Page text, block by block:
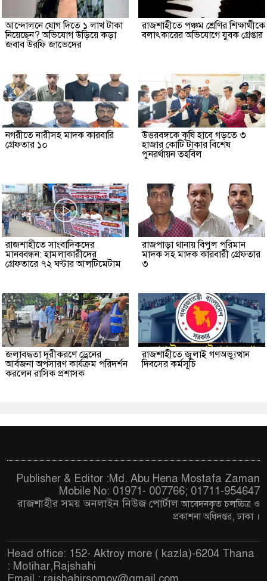
আন্দোলনে যোগ দিতে ১ লাখ টাকা
নিয়েছেন? অভিযোগ উড়িয়ে কড়া
জবাব উরফি জাভেদের
রাজশাহীতে পঞ্চম শ্রেণির শিক্ষার্থীকে
বলাৎকারের অভিযোগে যুবক গ্রেপ্তার
নগরীতে নারীসহ মাদক কারবারি
গ্রেফতার ১০
উত্তরবঙ্গকে কৃষি হাবে গড়তে ৩
হাজার কোটি টাকার বিশেষ
পুনরর্থায়ন তহবিল
রাজশাহীতে সাংবাদিকদের
মানববন্ধন: হামলাকারীদের
গ্রেফতারে ৭২ ঘণ্টার আলটিমেটাম
রাজপাড়া থানায় বিপুল পরিমান
মাদক সহ মাদক কারবারী গ্রেফতার
৩
জলাবদ্ধতা দূরীকরণে ড্রেনের
আর্বজনা অপসারণ কার্যক্রম পরিদর্শন
করলেন রাসিক প্রশাসক
রাজশাহীতে জুলাই গণঅভ্যুত্থান
দিবসের কর্মসূচি
Publisher & Editor :Md. Abu Hena Mostafa Zaman
Mobile No: 01971- 007766; 01711-954647
রাজশাহীর সময় অনলাইন নিউজ পোর্টালআবেদনকৃত চলচ্চিত্র ও
প্রকাশনা অধিদপ্তর, ঢাকা ।
Head office: 152- Aktroy more ( kazla)-6204 Thana
: Motihar,Rajshahi